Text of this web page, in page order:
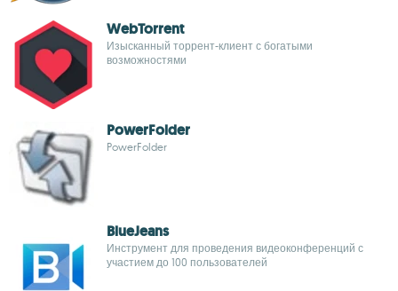
WebTorrent
Изысканный торрент-клиент с богатыми
возможностями
PowerFolder
PowerFolder
BlueJeans
Инструмент для проведения видеоконференций с
участием до 100 пользователей